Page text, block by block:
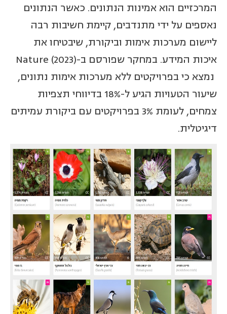
המרכזיים הוא אמינות הנתונים. כאשר הנתונים
נאספים על ידי מתנדבים, קיימת חשיבות רבה
ליישום מערכות אימות וביקורת, שיבטיחו את
איכות המידע. במחקר שפורסם ב-Nature (2023)
נמצא כי בפרויקטים ללא מערכות אימות נתונים,
שיעור הטעויות הגיע ל-18% בדיווחי תצפיות
צמחים, לעומת 3% בפרויקטים עם ביקורת עמיתים
דיגיטלית.